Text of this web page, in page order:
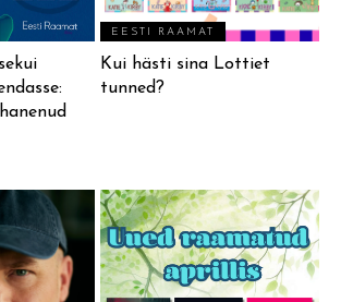
EESTI RAAMAT
Kui hästi sina Lottiet
tunned?